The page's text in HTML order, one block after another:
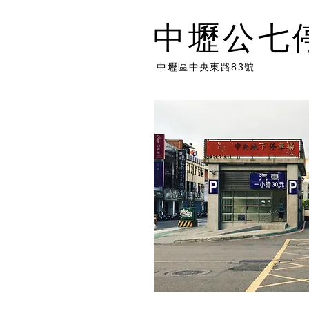
中壢公七
中壢區中央東路83號